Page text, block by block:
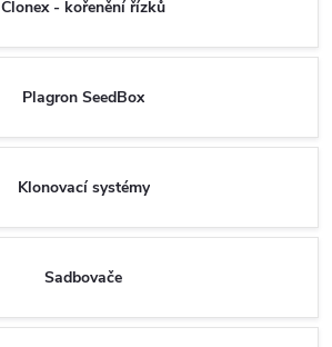
Clonex - kořenění řízků
Plagron SeedBox
Klonovací systémy
Sadbovače